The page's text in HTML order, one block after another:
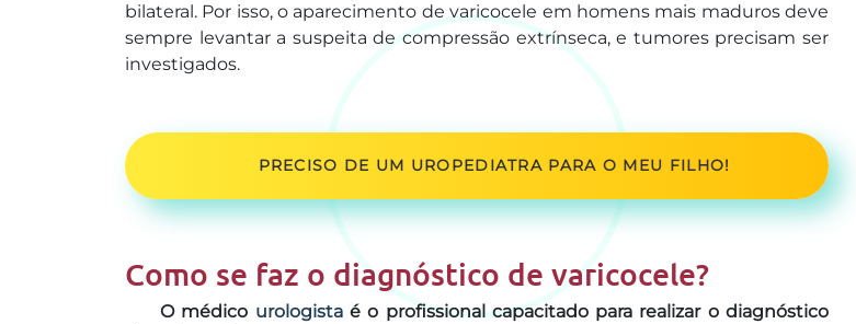
bilateral. Por isso, o aparecimento de varicocele em homens mais maduros deve
sempre levantar a suspeita de compressão extrínseca, e tumores precisam ser
investigados.
PRECISO DE UM UROPEDIATRA PARA O MEU FILHO!
Como se faz o diagnóstico de varicocele?
O médico urologistaé o profissional capacitado para realizar o diagnóstico